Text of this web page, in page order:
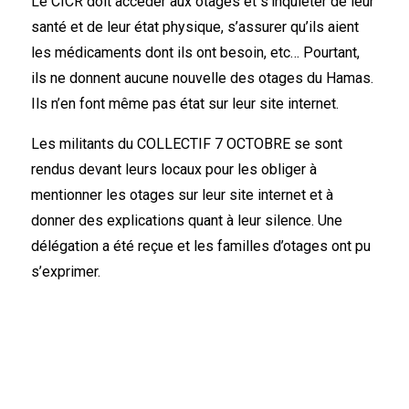
santé et de leur état physique, s’assurer qu’ils aient
les médicaments dont ils ont besoin, etc… Pourtant,
ils ne donnent aucune nouvelle des otages du Hamas.
Ils n’en font même pas état sur leur site internet.
Les militants du COLLECTIF 7 OCTOBRE se sont
rendus devant leurs locaux pour les obliger à
mentionner les otages sur leur site internet et à
donner des explications quant à leur silence. Une
délégation a été reçue et les familles d’otages ont pu
s’exprimer.